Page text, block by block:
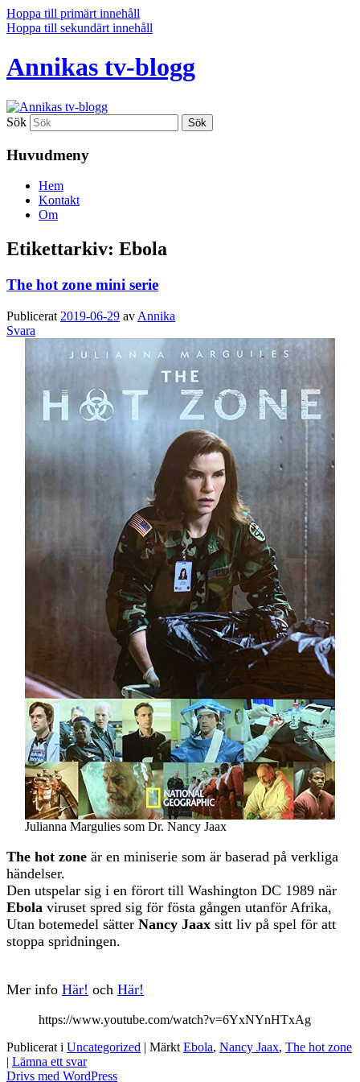
Hoppa till primärt innehåll
Hoppa till sekundärt innehåll
Annikas tv-blogg
Sök
Huvudmeny
Hem
Kontakt
Om
Etikettarkiv: Ebola
The hot zone mini serie
Publicerat 2019-06-29 av Annika
Svara
Julianna Margulies som Dr. Nancy Jaax
The hot zone är en miniserie som är baserad på verkliga
händelser.
Den utspelar sig i en förort till Washington DC 1989 när
Ebola viruset spred sig för fösta gången utanför Afrika,
Utan botemedel sätter Nancy Jaax sitt liv på spel för att
stoppa spridningen.
Mer info Här! och Här!
https://www.youtube.com/watch?v=6YxNYnHTxAg
Publicerat i Uncategorized | Märkt Ebola, Nancy Jaax, The hot zone
| Lämna ett svar
Drivs med WordPress